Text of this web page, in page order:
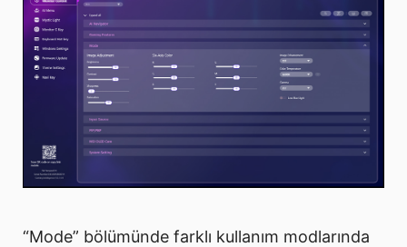
“Mode” bölümünde farklı kullanım modlarında